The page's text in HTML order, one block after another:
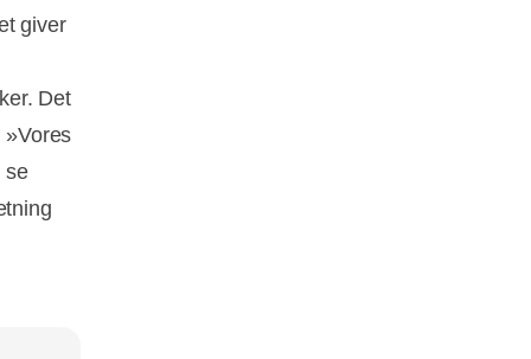
giver
Det
se